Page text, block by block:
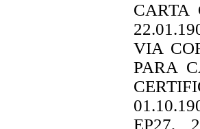
CARTA
VIA
PARA
EP27,